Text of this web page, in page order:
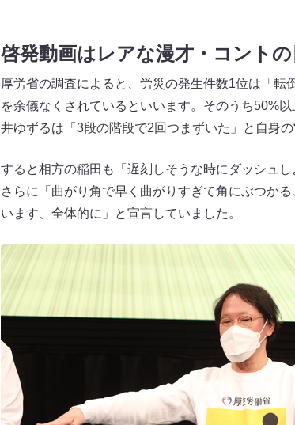
啓発動画はレアな漫才・コントの
厚労省の調査によると、労災の発生件数1位は「
を余儀なくされているといいます。そのうち50%
井ゆずるは「3段の階段で2回つまずいた」と自身の
すると相方の稲田も「遅刻しそうな時にダッシュ
さらに「曲がり角で早く曲がりすぎて角にぶつか
います、全体的に」と宣言していました。